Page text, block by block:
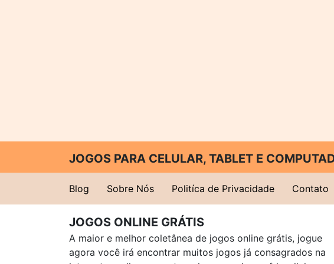
JOGOS PARA CELULAR, TABLET E
Blog Sobre Nós Politíca de Privacidade Contato
JOGOS ONLINE GRÁTIS
A maior e melhor coletânea de jogos online grátis, jogue
agora você irá encontrar muitos jogos já consagrados na